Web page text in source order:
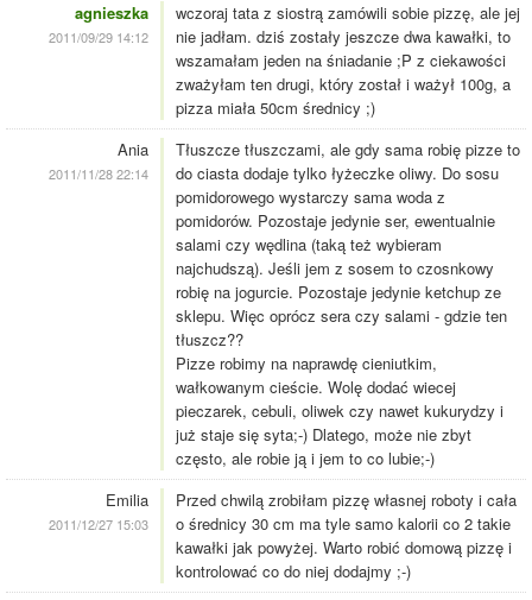
agnieszka
2011/09/29 14:12
wczoraj tata z siostrą zamówili sobie pizzę, ale jej
nie jadłam. dziś zostały jeszcze dwa kawałki, to
wszamałam jeden na śniadanie ;P z ciekawości
zważyłam ten drugi, który został i ważył 100g, a
pizza miała 50cm średnicy ;)
Ania
2011/11/28 22:14
Tłuszcze tłuszczami, ale gdy sama robię pizze to
do ciasta dodaje tylko łyżeczke oliwy. Do sosu
pomidorowego wystarczy sama woda z
pomidorów. Pozostaje jedynie ser, ewentualnie
salami czy wędlina (taką też wybieram
najchudszą). Jeśli jem z sosem to czosnkowy
robię na jogurcie. Pozostaje jedynie ketchup ze
sklepu. Więc oprócz sera czy salami - gdzie ten
tłuszcz??
Pizze robimy na naprawdę cieniutkim,
wałkowanym cieście. Wolę dodać wiecej
pieczarek, cebuli, oliwek czy nawet kukurydzy i
już staje się syta;-) Dlatego, może nie zbyt
często, ale robie ją i jem to co lubie;-)
Emilia
2011/12/27 15:03
Przed chwilą zrobiłam pizzę własnej roboty i cała
o średnicy 30 cm ma tyle samo kalorii co 2 takie
kawałki jak powyżej. Warto robić domową pizzę i
kontrolować co do niej dodajmy ;-)